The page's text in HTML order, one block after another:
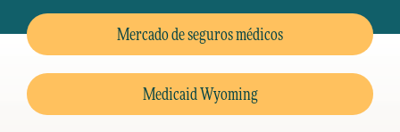
Mercado de seguros médicos
Medicaid Wyoming